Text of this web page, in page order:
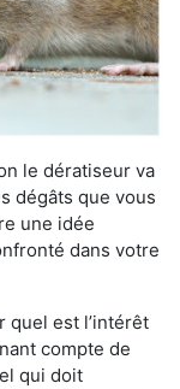
le dératiseur va
dégâts que vous
une idée
dans votre
quel est l’intérêt
compte de
qui doit